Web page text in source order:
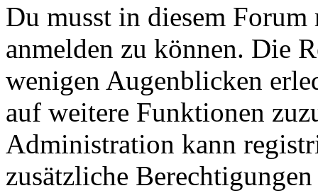
Du musst in diesem
anmelden zu können. Die
wenigen Augenblicken
auf weitere Funktionen
Administration kann
zusätzliche